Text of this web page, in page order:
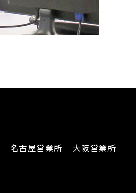
名古屋営業所
大阪営業所